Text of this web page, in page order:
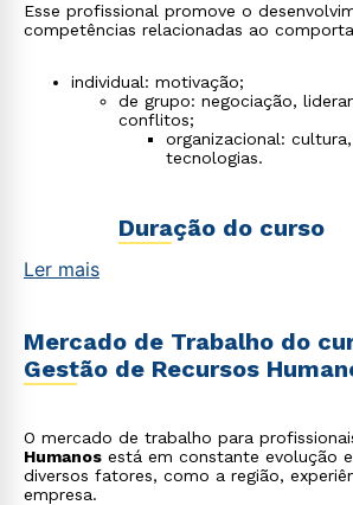
Esse profissional promove o
competências relacionadas ao
individual: motivação;
de grupo: negociação,
conflitos;
organizacional:
tecnologias.
Duração do curso
maneira eficiente em
de pessoas.
Ler mais
Mercado de Trabalho do
Gestão de Recursos
O mercado de trabalho para
Humanos está em constante evolução
diversos fatores, como a região,
empresa.